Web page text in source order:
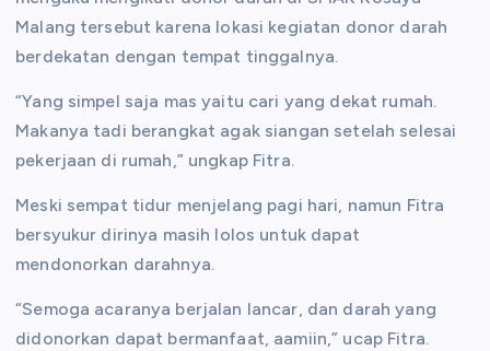
Malang tersebut karena lokasi kegiatan donor darah
berdekatan dengan tempat tinggalnya.
“Yang simpel saja mas yaitu cari yang dekat rumah.
Makanya tadi berangkat agak siangan setelah selesai
pekerjaan di rumah,” ungkap Fitra.
Meski sempat tidur menjelang pagi hari, namun Fitra
bersyukur dirinya masih lolos untuk dapat
mendonorkan darahnya.
“Semoga acaranya berjalan lancar, dan darah yang
didonorkan dapat bermanfaat, aamiin,” ucap Fitra.